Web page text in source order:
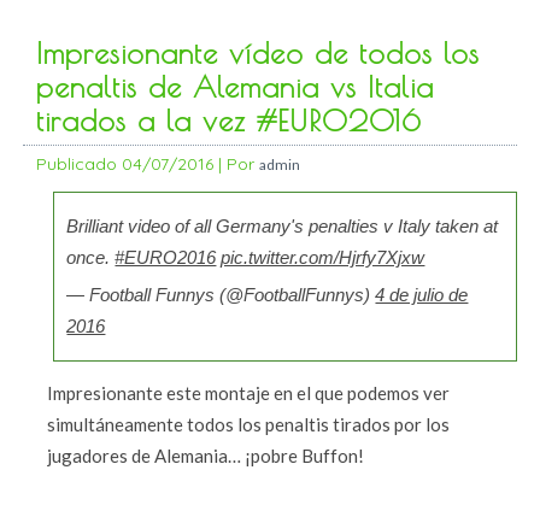
Impresionante vídeo de todos los
penaltis de Alemania vs Italia
tirados a la vez #EURO2016
Publicado 04/07/2016 | Por admin
Brilliant video of all Germany's penalties v Italy taken at
once.#EURO2016 pic.twitter.com/Hjrfy7Xjxw
— Football Funnys (@FootballFunnys)4 de julio de
2016
Impresionante este montaje en el que podemos ver
simultáneamente todos los penaltis tirados por los
jugadores de Alemania… ¡pobre Buffon!